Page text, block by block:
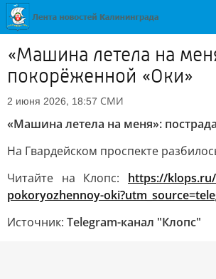
«Машина летела на
покорёженной «Оки»
2 июня 2026, 18:57 СМИ
«Машина летела на меня»:
На Гвардейском проспекте
Читайте на Клопс: https://klops.ru/
pokoryozhennoy-
Источник: Telegram-канал "Клопс"